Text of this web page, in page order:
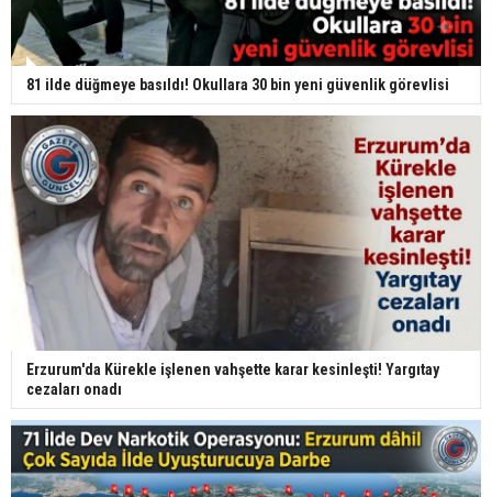
81 ilde düğmeye basıldı! Okullara 30 bin yeni güvenlik görevlisi
Erzurum'da Kürekle işlenen vahşette karar kesinleşti! Yargıtay
cezaları onadı